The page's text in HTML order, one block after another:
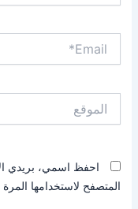
احفظ اسمي، بريدي
المتصفح لاستخدامها